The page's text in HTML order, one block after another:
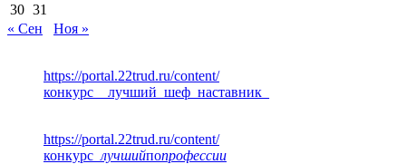
30 31
« Сен
Ноя »
https://portal.22trud.ru/content/
конкурс__лучший_шеф_наставник_
https://portal.22trud.ru/content/
конкурс _лучшийпопрофессии